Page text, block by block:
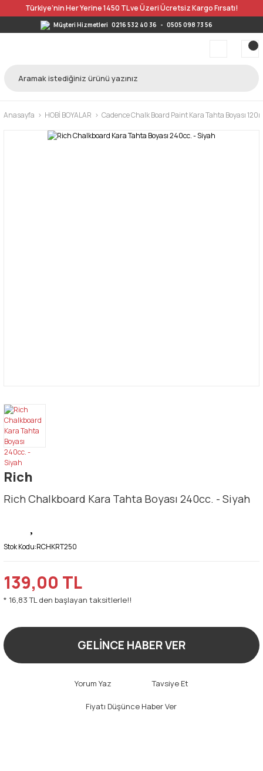
Türkiye’nin Her Yerine 1450 TL ve Üzeri Ücretsiz Kargo Fırsatı!
Müşteri Hizmetleri 0216 532 40 36 - 0505 098 73 56
Anasayfa HOBİ BOYALAR Cadence Chalk Board Paint Kara Tahta Boyası
Rich
Rich Chalkboard Kara Tahta Boyası 240cc. - Siyah
Stok Kodu:RCHKRT250
139,00 TL
* 16,83 TL den başlayan taksitlerle!!
GELİNCE HABER VER
Yorum Yaz Tavsiye Et
Fiyatı Düşünce Haber Ver